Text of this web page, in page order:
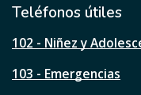
l
s
a
Teléfonos útiles
102 - Niñez y
103 - Emergencias